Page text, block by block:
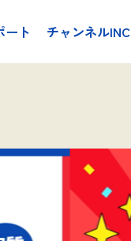
ート チャンネルINC